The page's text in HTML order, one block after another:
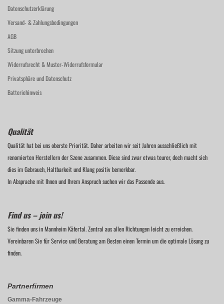
Datenschutzerklärung
Versand- & Zahlungsbedingungen
AGB
Sitzung unterbrochen
Widerrufsrecht & Muster-Widerrufsformular
Privatsphäre und Datenschutz
Batteriehinweis
Qualität
Qualität hat bei uns oberste Priorität. Daher arbeiten wir seit Jahren ausschließlich mit
renomierten Herstellern der Szene zusammen. Diese sind zwar etwas teurer, doch macht sich
dies im Gebrauch, Haltbarkeit und Klang positiv bemerkbar.
In Absprache mit Ihnen und Ihrem Anspruch suchen wir das Passende aus.
Find us – join us!
Sie finden uns in Mannheim Käfertal. Zentral aus allen Richtungen leicht zu erreichen.
Vereinbaren Sie für Service und Beratung am Besten einen Termin um die optimale Lösung zu
finden.
Partnerfirmen
Gamma-Fahrzeuge